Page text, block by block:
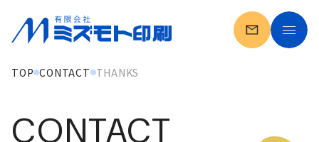
会社案内
TOP CONTACT THANKS